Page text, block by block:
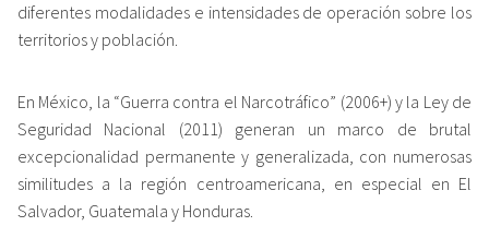
diferentes modalidades e intensidades de operación sobre los
territorios y población.
En México, la “Guerra contra el Narcotráfico” (2006+) y la Ley de
Seguridad Nacional (2011) generan un marco de brutal
excepcionalidad permanente y generalizada, con numerosas
similitudes a la región centroamericana, en especial en El
Salvador, Guatemala y Honduras.